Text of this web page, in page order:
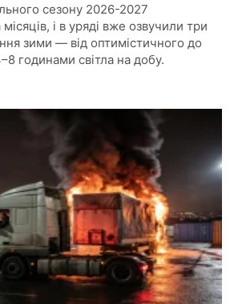
сезону 2026-2027
і в уряді вже озвучили три
зими — від оптимістичного до
годинами світла на добу.